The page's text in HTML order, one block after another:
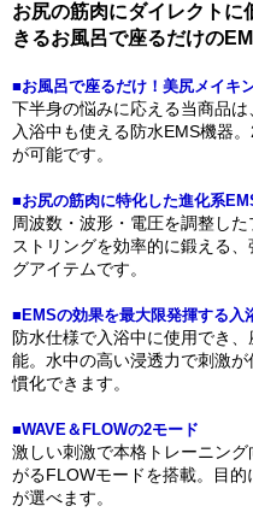
お尻の筋肉にダイレクトに
きるお風呂で座るだけの
■お風呂で座るだけ！美尻メイキ
下半身の悩みに応える当商品
入浴中も使える防水EMS機器
が可能です。
■お尻の筋肉に特化した進化系
周波数・波形・電圧を調整し
ストリングを効率的に鍛える
グアイテムです。
■EMSの効果を最大限発揮する入
防水仕様で入浴中に使用でき
能。水中の高い浸透力で刺激
慣化できます。
■WAVE＆FLOWの2モード
激しい刺激で本格トレーニン
がるFLOWモードを搭載。目
が選べます。